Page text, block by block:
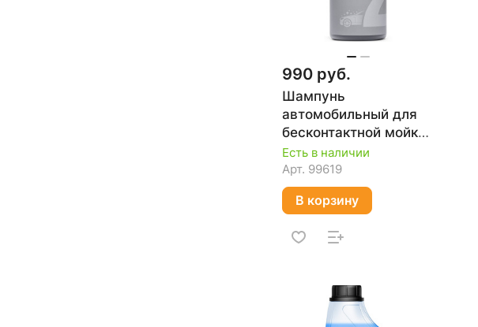
990 руб.
Шампунь
автомобильный для
бесконтактной мойки
SHINY FINISH, 1 л
DAEWOO DAWS 210
Есть в наличии
Арт. 99619
В корзину